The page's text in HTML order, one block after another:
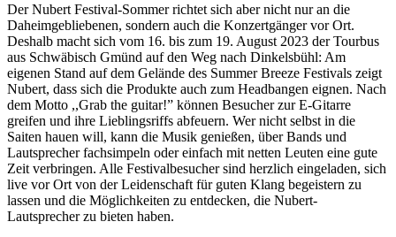
Der Nubert Festival-Sommer richtet sich aber nicht nur an die
Daheimgebliebenen, sondern auch die Konzertgänger vor Ort.
Deshalb macht sich vom 16. bis zum 19. August 2023 der Tourbus
aus Schwäbisch Gmünd auf den Weg nach Dinkelsbühl: Am
eigenen Stand auf dem Gelände des Summer Breeze Festivals zeigt
Nubert, dass sich die Produkte auch zum Headbangen eignen. Nach
dem Motto ,,Grab the guitar!” können Besucher zur E-Gitarre
greifen und ihre Lieblingsriffs abfeuern. Wer nicht selbst in die
Saiten hauen will, kann die Musik genießen, über Bands und
Lautsprecher fachsimpeln oder einfach mit netten Leuten eine gute
Zeit verbringen. Alle Festivalbesucher sind herzlich eingeladen, sich
live vor Ort von der Leidenschaft für guten Klang begeistern zu
lassen und die Möglichkeiten zu entdecken, die Nubert-
Lautsprecher zu bieten haben.